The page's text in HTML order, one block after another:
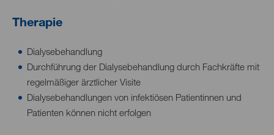
Therapie
Dialysebehandlung
Durchführung der Dialysebehandlung durch Fachkräfte mit
regelmäßiger ärztlicher Visite
Dialysebehandlungen von infektiösen Patientinnen und
Patienten können nicht erfolgen